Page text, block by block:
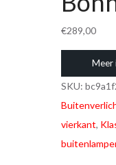
€289,00
Meer
SKU:
vierkant,